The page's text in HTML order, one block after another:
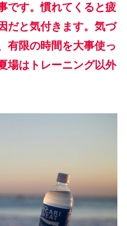
です。慣れてくると疲
だと気付きます。気づ
有限の時間を大事使っ
場はトレーニング以外